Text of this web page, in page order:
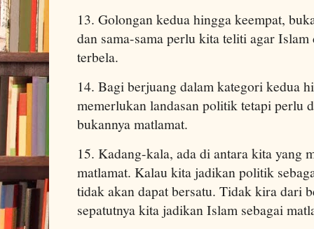
13. Golongan kedua hingga keempat,
dan sama-sama perlu kita teliti agar Islam
terbela.
14. Bagi berjuang dalam kategori kedua
memerlukan landasan politik tetapi perlu
bukannya matlamat.
15. Kadang-kala, ada di antara kita yang
matlamat. Kalau kita jadikan politik
tidak akan dapat bersatu. Tidak kira dari
sepatutnya kita jadikan Islam sebagai